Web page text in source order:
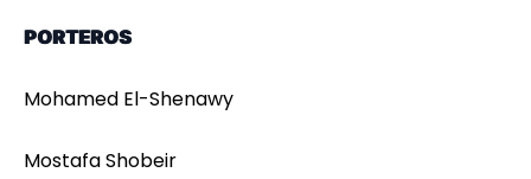
PORTEROS
Mohamed El-Shenawy
Mostafa Shobeir